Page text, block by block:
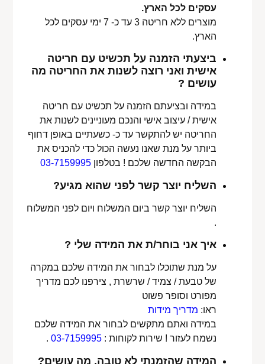
עסקים לכל הארץ.
מוצרים ללא חריטה 3 עד כ- 7 ימי עסקים לכל
הארץ.
ביצעתי הזמנה על תכשיט עם חריטה
אישית ואני רוצה לשנות את החריטה מה
עושים ?
במידה ובציעתם הזמנה על תכשיט עם חריטה
אישית / עיצוב אישי והנכם מעוניינים לשנות את
החריטה יש להתקשר עד כ- כשעתיים באופן דחוף
ביותר על מנת שאנו נעשה הכול כדי להכניס את
הבקשה החדשה שלכם ! בטלפון03-7159995
השליח יוצר קשר לפני שהוא מגיע?
השליח יוצר קשר ביום המשלוח ויום לפני המשלוח
.
איך אני בוחר/ת את המידה שלי ?
על מנת שתוכלו לבחור את המידה שלכם במקרה
של טבעת / צמיד / שרשרת , צירפנו לכם מדריך
מפורט וסופר פשוט
ראו: מדריך מידות
במידה ואתם מתקשים לבחור את המידה שלכם
נשמח לעזור ! שירות לקוחות :03-7159995
.
המידה שהזמנתי לא טובה, מה עושים?